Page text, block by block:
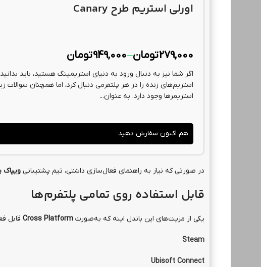
اورلی استریم طرح Canary
279,000تومان–
949,000تومان
اگر شما نیز به دنبال ورود به دنیای استریمینگ هستید، باید
استریم‌های زنده را در هر پلتفرمی دنبال کرد، اما همچنان سوالات
استریمرها وجود دارد. به عنوان...
هم اکنون سفارش دهید
در صورتی که نیاز به راهنمای فعال‌سازی داشتی، تیم پشتیبانی ویپاک
قابل استفاده روی تمامی پلتفرم‌ها
یکی از مزیت‌های این باندل اینه که به‌صورت Cross Platform قابل
Steam
Ubisoft Connect